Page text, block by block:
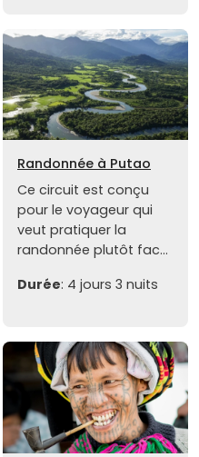
Randonnée à Putao
Ce circuit est conçu
pour le voyageur qui
veut pratiquer la
randonnée plutôt fac...
Durée: 4 jours 3 nuits